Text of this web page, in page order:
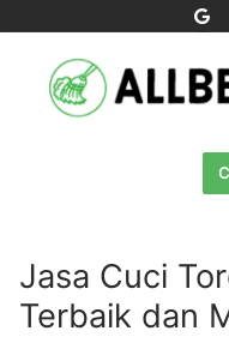
content
Jasa Cuci
Terbaik dan